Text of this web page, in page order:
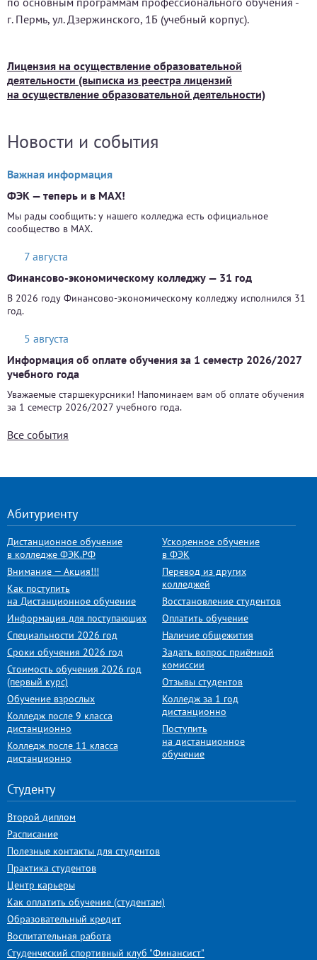
г. Пермь, ул. Дзержинского, 1Б (учебный корпус).
Лицензия на осуществление образовательной
деятельности (выписка из реестра лицензий
на осуществление образовательной деятельности)
Новости и события
Важная информация
ФЭК — теперь и в MAX!
Мы рады сообщить: у нашего колледжа есть официальное
сообщество в MAX.
7 августа
Финансово-экономическому колледжу — 31 год
В 2026 году Финансово-экономическому колледжу исполнился 31
год.
5 августа
Информация об оплате обучения за 1 семестр 2026/2027
учебного года
Уважаемые старшекурсники! Напоминаем вам об оплате обучения
за 1 семестр 2026/2027 учебного года.
Все события
Абитуриенту
Дистанционное обучение
в колледже ФЭК.РФ
Внимание — Акция!!!
Как поступить
на Дистанционное обучение
Информация для поступающих
Специальности 2026 год
Сроки обучения 2026 год
Стоимость обучения 2026 год
(первый курс)
Обучение взрослых
Колледж после 9 класса
дистанционно
Колледж после 11 класса
дистанционно
Ускоренное обучение
в ФЭК
Перевод из других
колледжей
Восстановление студентов
Оплатить обучение
Наличие общежития
Задать вопрос приёмной
комиссии
Отзывы студентов
Колледж за 1 год
дистанционно
Поступить
на дистанционное
обучение
Студенту
Второй диплом
Расписание
Полезные контакты для студентов
Практика студентов
Центр карьеры
Как оплатить обучение (студентам)
Образовательный кредит
Воспитательная работа
Студенческий спортивный клуб "Финансист"